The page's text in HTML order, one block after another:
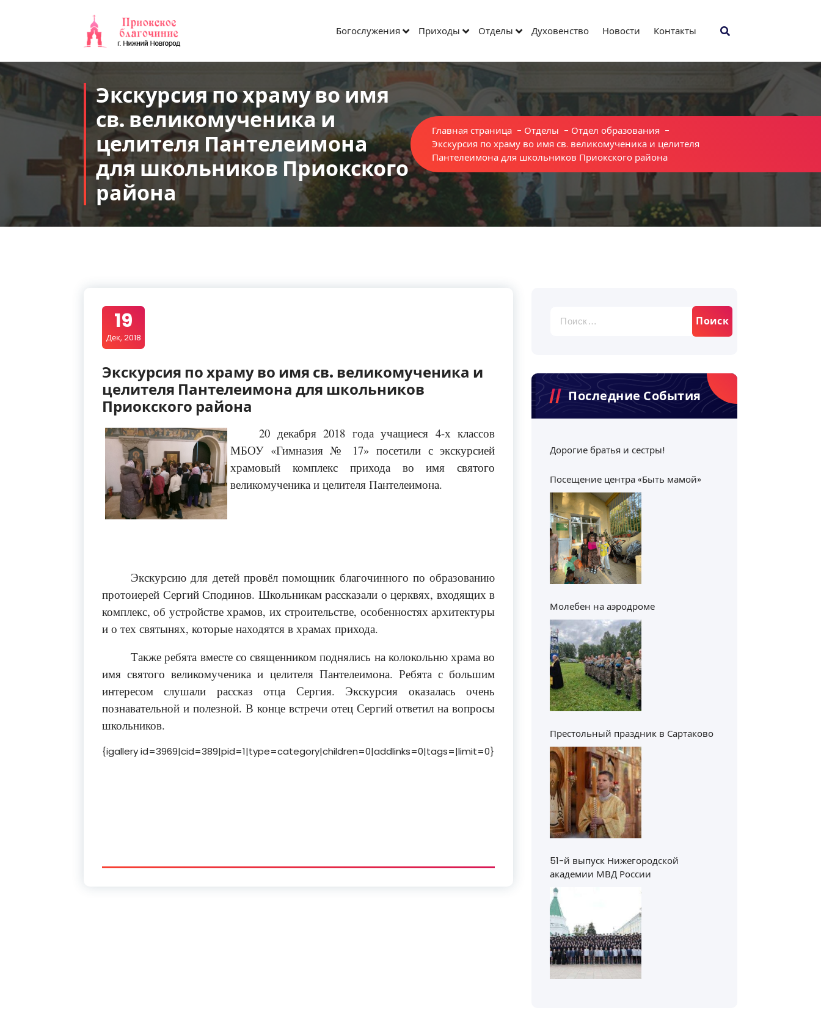
Богослужения Приходы Отделы Духовенство Новости Контакты
Экскурсия по храму во имя
св. великомученика и
целителя Пантелеимона
для школьников Приокского
района
Главная страница - Отделы - Отдел образования -
Экскурсия по храму во имя св. великомученика и целителя
Пантелеимона для школьников Приокского района
19
Дек, 2018
Экскурсия по храму во имя св. великомученика и
целителя Пантелеимона для школьников
Приокского района
20 декабря 2018 года учащиеся 4-х классов
МБОУ «Гимназия № 17» посетили с экскурсией
храмовый комплекс прихода во имя святого
великомученика и целителя Пантелеимона.
Экскурсию для детей провёл помощник благочинного по образованию
протоиерей Сергий Сподинов. Школьникам рассказали о церквях, входящих в
комплекс, об устройстве храмов, их строительстве, особенностях архитектуры
и о тех святынях, которые находятся в храмах прихода.
Также ребята вместе со священником поднялись на колокольню храма во
имя святого великомученика и целителя Пантелеимона. Ребята с большим
интересом слушали рассказ отца Сергия. Экскурсия оказалась очень
познавательной и полезной. В конце встречи отец Сергий ответил на вопросы
школьников.
{igallery id=3969|cid=389|pid=1|type=category|children=0|addlinks=0|tags=|limit=0}
Последние События
Дорогие братья и сестры!
Посещение центра «Быть мамой»
Молебен на аэродроме
Престольный праздник в Сартаково
51-й выпуск Нижегородской
академии МВД России